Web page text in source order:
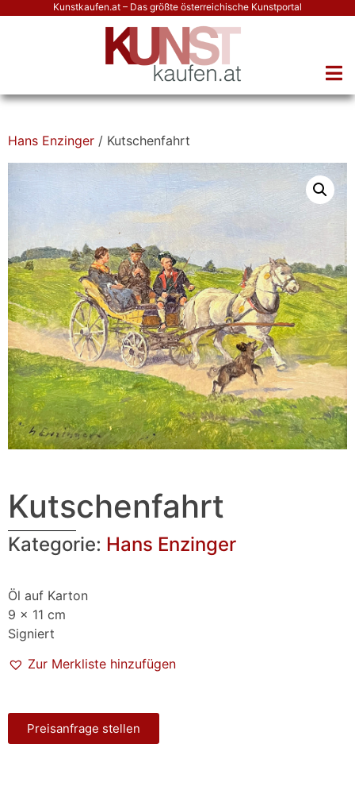
Kunstkaufen.at – Das größte österreichische Kunstportal
Hans Enzinger / Kutschenfahrt
Kutschenfahrt
Kategorie: Hans Enzinger
Öl auf Karton
9 x 11 cm
Signiert
Zur Merkliste hinzufügen
Preisanfrage stellen